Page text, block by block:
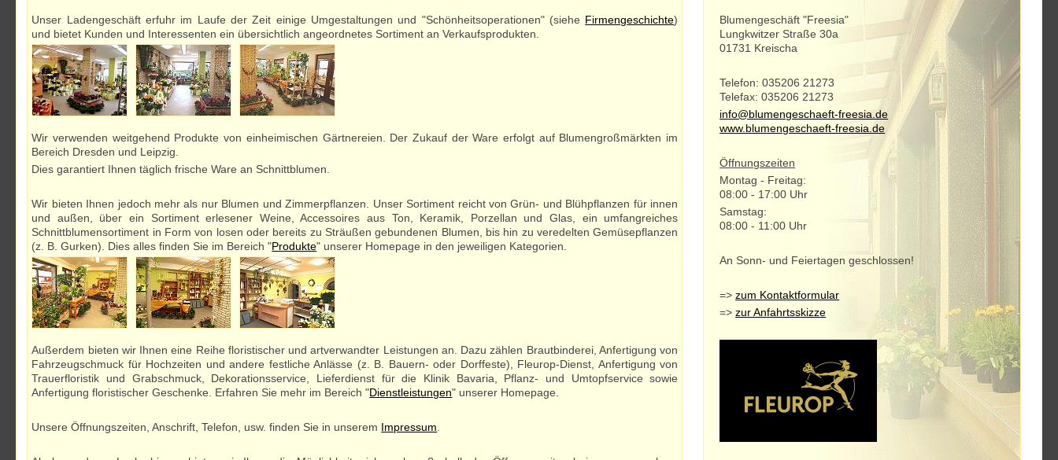
Unser Ladengeschäft erfuhr im Laufe der Zeit einige Umgestaltungen und "Schönheitsoperationen" (siehe Firmengeschichte)
und bietet Kunden und Interessenten ein übersichtlich angeordnetes Sortiment an Verkaufsprodukten.
Wir verwenden weitgehend Produkte von einheimischen Gärtnereien. Der Zukauf der Ware erfolgt auf Blumengroßmärkten im
Bereich Dresden und Leipzig.
Dies garantiert Ihnen täglich frische Ware an Schnittblumen.
Wir bieten Ihnen jedoch mehr als nur Blumen und Zimmerpflanzen. Unser Sortiment reicht von Grün- und Blühpflanzen für innen
und außen, über ein Sortiment erlesener Weine, Accessoires aus Ton, Keramik, Porzellan und Glas, ein umfangreiches
Schnittblumensortiment in Form von losen oder bereits zu Sträußen gebundenen Blumen, bis hin zu veredelten Gemüsepflanzen
(z. B. Gurken). Dies alles finden Sie im Bereich "Produkte" unserer Homepage in den jeweiligen Kategorien.
Außerdem bieten wir Ihnen eine Reihe floristischer und artverwandter Leistungen an. Dazu zählen Brautbinderei, Anfertigung von
Fahrzeugschmuck für Hochzeiten und andere festliche Anlässe (z. B. Bauern- oder Dorffeste), Fleurop-Dienst, Anfertigung von
Trauerfloristik und Grabschmuck, Dekorationsservice, Lieferdienst für die Klinik Bavaria, Pflanz- und Umtopfservice sowie
Anfertigung floristischer Geschenke. Erfahren Sie mehr im Bereich "Dienstleistungen" unserer Homepage.
Unsere Öffnungszeiten, Anschrift, Telefon, usw. finden Sie in unserem Impressum
Blumengeschäft "Freesia"
Lungkwitzer Straße 30a
01731 Kreischa
Telefon: 035206 21273
Telefax: 035206 21273
info@blumengeschaeft-freesia.de
www.blumengeschaeft-freesia.de
Öffnungszeiten
Montag - Freitag:
08:00 - 17:00 Uhr
Samstag:
08:00 - 11:00 Uhr
An Sonn- und Feiertagen geschlossen!
=>zum Kontaktformular
=>zur Anfahrtsskizze